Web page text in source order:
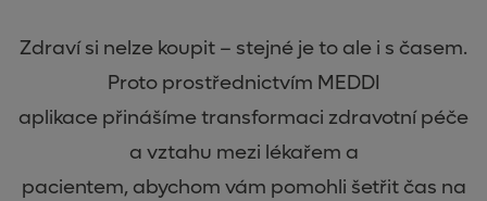
Zdraví si nelze koupit – stejné je to ale i s časem.
Proto prostřednictvím MEDDI
aplikace přinášíme transformaci zdravotní péče
a vztahu mezi lékařem a
pacientem, abychom vám pomohli šetřit čas na